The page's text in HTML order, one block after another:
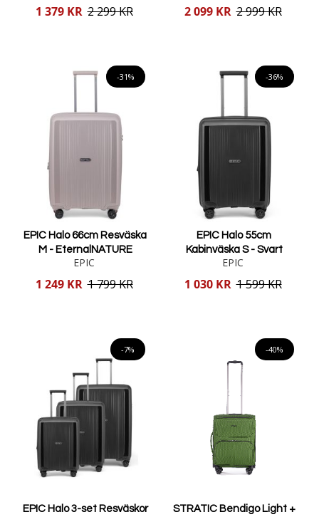
Reducerat
1 379 KR 2 299 KR
Reducerat
2 099 KR 2 999 KR
-31%
EPIC Halo 66cm Resväska
M - EternalNATURE
EPIC
Reducerat
1 249 KR 1 799 KR
-36%
EPIC Halo 55cm
Kabinväska S - Svart
EPIC
Reducerat
1 030 KR 1 599 KR
-7%
EPIC Halo 3-set Resväskor
-40%
STRATIC Bendigo Light +